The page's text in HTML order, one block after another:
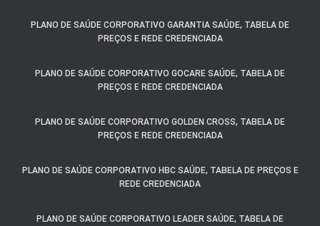
PLANO DE SAÚDE CORPORATIVO GARANTIA SAÚDE, TABELA DE
PREÇOS E REDE CREDENCIADA
PLANO DE SAÚDE CORPORATIVO GOCARE SAÚDE, TABELA DE
PREÇOS E REDE CREDENCIADA
PLANO DE SAÚDE CORPORATIVO GOLDEN CROSS, TABELA DE
PREÇOS E REDE CREDENCIADA
PLANO DE SAÚDE CORPORATIVO HBC SAÚDE, TABELA DE PREÇOS E
REDE CREDENCIADA
PLANO DE SAÚDE CORPORATIVO LEADER SAÚDE, TABELA DE